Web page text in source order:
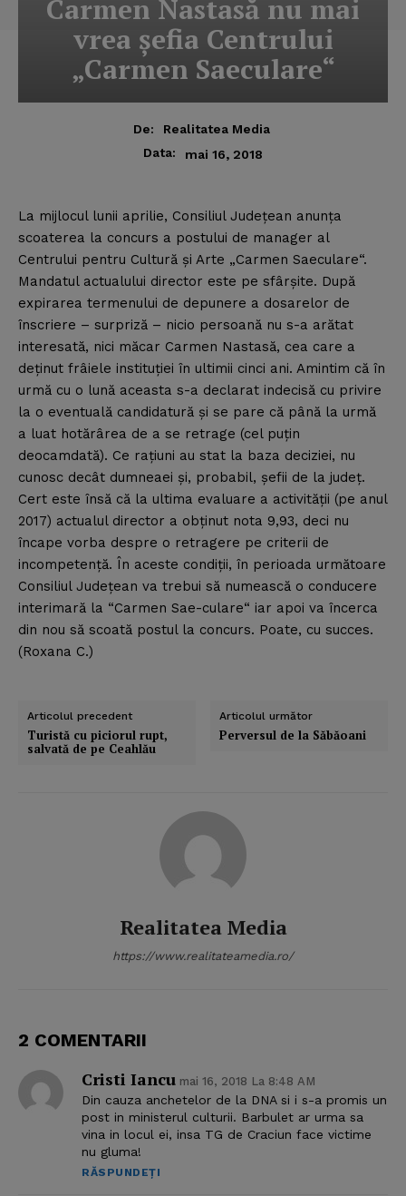
Carmen Nastasă nu mai
vrea şefia Centrului
„Carmen Saeculare“
De:
Realitatea Media
Data:
mai 16, 2018
La mijlocul lunii aprilie, Consiliul Judeţean anunţa
scoaterea la concurs a postului de manager al
Centrului pentru Cultură şi Arte „Carmen Saeculare“.
Mandatul actualului director este pe sfârşite. După
expirarea termenului de depunere a dosarelor de
înscriere – surpriză – nicio persoană nu s-a arătat
interesată, nici măcar Carmen Nastasă, cea care a
deţinut frâiele instituţiei în ultimii cinci ani. Amintim că în
urmă cu o lună aceasta s-a declarat indecisă cu privire
la o eventuală candidatură şi se pare că până la urmă
a luat hotărârea de a se retrage (cel puţin
deocamdată). Ce raţiuni au stat la baza deciziei, nu
cunosc decât dumneaei şi, probabil, şefii de la judeţ.
Cert este însă că la ultima evaluare a activităţii (pe anul
2017) actualul director a obţinut nota 9,93, deci nu
încape vorba despre o retragere pe criterii de
incompetenţă. În aceste condiţii, în perioada următoare
Consiliul Judeţean va trebui să numească o conducere
interimară la “Carmen Sae-culare“ iar apoi va încerca
din nou să scoată postul la concurs. Poate, cu succes.
(Roxana C.)
Articolul precedent
Turistă cu piciorul rupt,
salvată de pe Ceahlău
Articolul următor
Perversul de la Săbăoani
Realitatea Media
https://www.realitateamedia.ro/
2 COMENTARII
Cristi Iancu mai 16, 2018 La 8:48 AM
Din cauza anchetelor de la DNA si i s-a promis un
post in ministerul culturii. Barbulet ar urma sa
vina in locul ei, insa TG de Craciun face victime
nu gluma!
RĂSPUNDEȚI